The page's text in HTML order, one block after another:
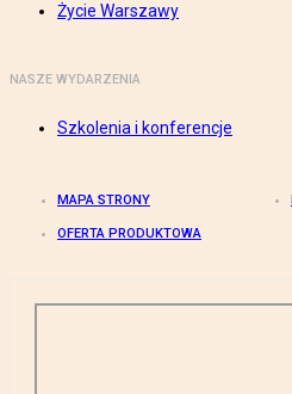
Życie Warszawy
NASZE WYDARZENIA
Szkolenia i konferencje
MAPA STRONY
OFERTA PRODUKTOWA